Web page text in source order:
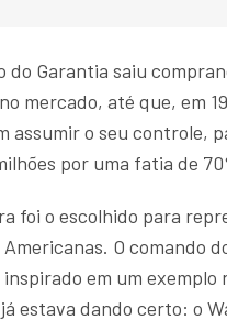
do Garantia saiu
mercado, até que, em
assumir o seu controle,
por uma fatia de
foi o escolhido para
O comando
em um exemplo
estava dando certo: o